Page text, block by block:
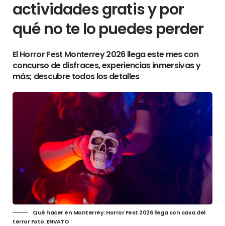
actividades gratis y por
qué no te lo puedes perder
El Horror Fest Monterrey 2026 llega este mes con
concurso de disfraces, experiencias inmersivas y
más; descubre todos los detalles
Qué hacer en Monterrey: Horror Fest 2026 llega con casa del
terror Foto: ENVATO